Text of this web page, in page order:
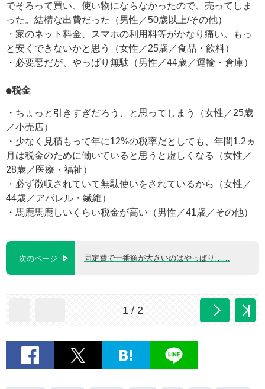
でそろって買い、使い物にならなかったので、売ってしま
った。結構な出費だった（男性／50歳以上/その他）
・家のネット料金、スマホの利用料等がかなり痛い。もっ
と安くできないかと思う（女性／25歳／食品・飲料）
・必要悪だが、やっぱり無駄（男性／44歳／運輸・倉庫）
●税金
・ちょっと引きすぎだろう、と思ってしまう（女性／25歳
／小売店）
・少なく見積もって年に12%の税率だとしても、年間1.2ヵ
月は税金のために働いていると思うと虚しくなる（女性／
28歳／医療・福祉）
・必ず徴収されていて無駄使いをされているから（女性／
44歳／アパレル・繊維）
・馬鹿馬鹿しいくらい税金が高い（男性／41歳／その他）
次のページ 固定費で一番額が大きいのはやっぱり……
1 / 2